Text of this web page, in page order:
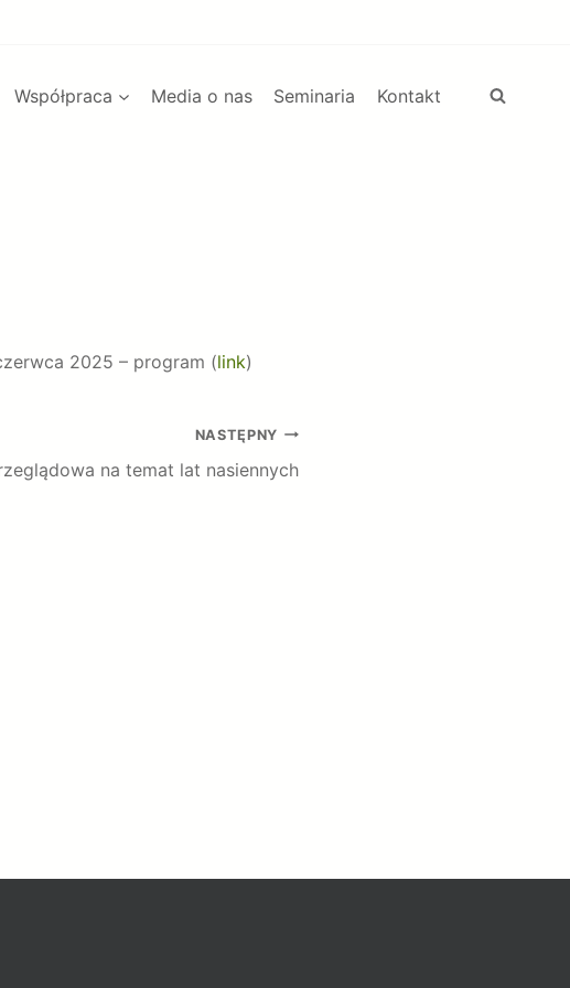
Współpraca Media o nas Seminaria Kontakt
2025 – program (link)
NASTĘPNY
na temat lat nasiennych